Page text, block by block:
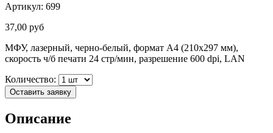
Артикул: 699
37,00 руб
МФУ, лазерный, черно-белый, формат A4 (210x297 мм),
скорость ч/б печати 24 стр/мин, разрешение 600 dpi, LAN
Количество:
Оставить заявку
Описание